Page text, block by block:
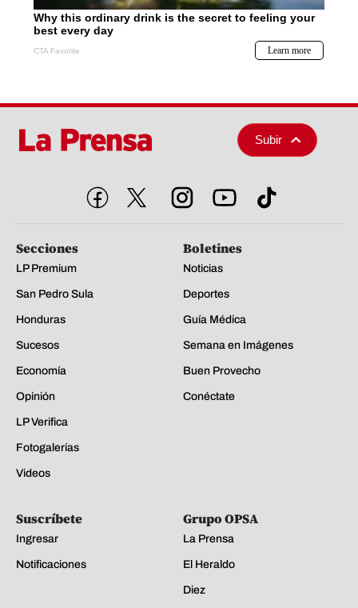
Subir
Secciones
LP Premium
San Pedro Sula
Honduras
Sucesos
Economía
Opinión
LP Verifica
Fotogalerías
Videos
Boletines
Noticias
Deportes
Guía Médica
Semana en Imágenes
Buen Provecho
Conéctate
Suscríbete
Ingresar
Notificaciones
Grupo OPSA
La Prensa
El Heraldo
Diez